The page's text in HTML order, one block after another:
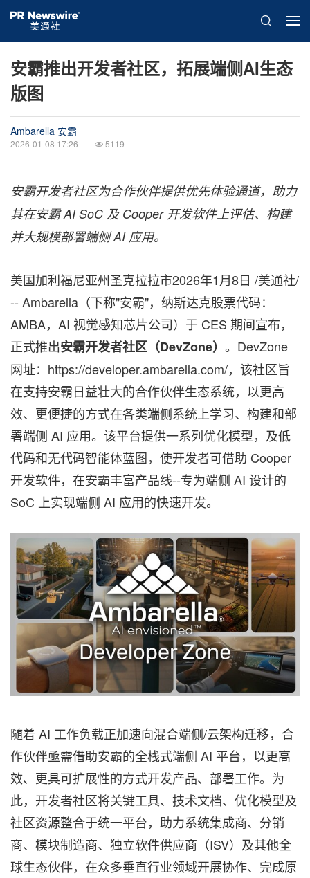
安霸推出开发者社区，拓展端侧AI生态
版图
Ambarella 安霸
2026-01-08 17:26 5119
安霸开发者社区为合作伙伴提供优先体验通道，助力
其在安霸AI SoC 及 Cooper 开发软件上评估、构建
并大规模部署端侧 AI 应用。
美国加利福尼亚州圣克拉拉市2026年1月8日 /美通社/
-- Ambarella（下称"安霸"，纳斯达克股票代码：
AMBA，AI 视觉感知芯片公司）于 CES 期间宣布，
正式推出安霸开发者社区（DevZone） 。DevZone
网址：https://developer.ambarella.com/，该社区旨
在支持安霸日益壮大的合作伙伴生态系统，以更高
效、更便捷的方式在各类端侧系统上学习、构建和部
署端侧 AI 应用。该平台提供一系列优化模型，及低
代码和无代码智能体蓝图，使开发者可借助 Cooper
开发软件，在安霸丰富产品线--专为端侧 AI 设计的
SoC 上实现端侧 AI 应用的快速开发。
随着 AI 工作负载正加速向混合端侧/云架构迁移，合
作伙伴亟需借助安霸的全栈式端侧 AI 平台，以更高
效、更具可扩展性的方式开发产品、部署工作。为
此，开发者社区将关键工具、技术文档、优化模型及
社区资源整合于统一平台，助力系统集成商、分销
商、模块制造商、独立软件供应商（ISV）及其他全
球生态伙伴，在众多垂直行业领域开展协作、完成原